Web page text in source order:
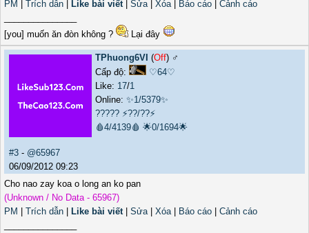
PM
Trích dẫn Like bài viết| Sửa| Xóa| Báo cáo
Cảnh cáo
[you] muốn ăn đòn không ?
Lại đây
TPhuong6VI (Off) ♂️
Cấp độ:
♡64♡
Like: 17/1
Online: ✨1/5379✨
????? ⚡??/??⚡
🩸4/4139🩸 🌟0/1694🌟
#3 - @65967
06/09/2012 09:23
Cho nao zay koa o long an ko pan
(Unknown / No Data - 65967)
PM
Trích dẫn Like bài viết| Sửa| Xóa| Báo cáo
Cảnh cáo